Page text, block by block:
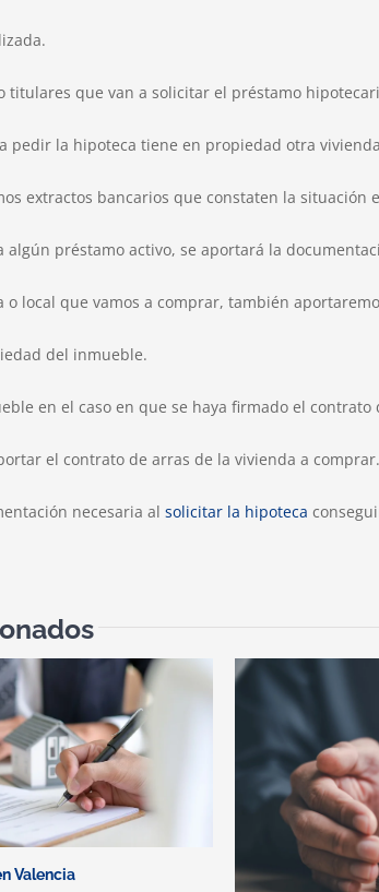
titulares que van a solicitar el préstamo
pedir la hipoteca tiene en propiedad otra
extractos bancarios que constaten la situación
algún préstamo activo, se aportará la
o local que vamos a comprar, también
del inmueble.
en el caso en que se haya firmado el contrato
el contrato de arras de la vivienda a comprar.
necesaria al solicitar la hipoteca
Valencia